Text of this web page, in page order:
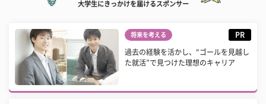
大学生にきっかけを届けるスポンサー
将来を考える PR
過去の経験を活かし、“ゴールを見越し
た就活”で見つけた理想のキャリア